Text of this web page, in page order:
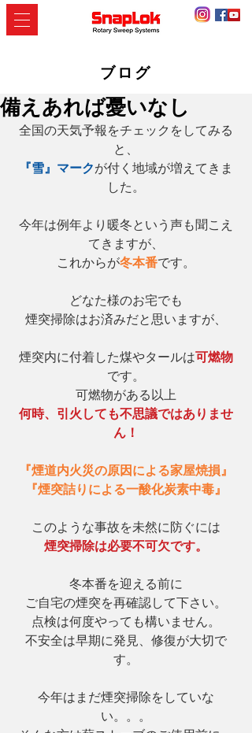
ブログ
備えあれば憂いなし
全国の天気予報をチェックをしてみる
と、
『雪』マークが付く地域が増えてきま
した。
今年は例年より暖冬という声も聞こえ
てきますが、
これからが冬本番です。
どなた様のお宅でも
煙突掃除はお済みだと思いますが、
煙突内に付着した煤やタールは可燃物
です。
可燃物がある以上
何時、引火しても不思議ではありませ
ん！
『煙道内火災の原因による家屋焼損』
『煙突詰りによる一酸化炭素中毒』
このような事故を未然に防ぐには
煙突掃除は必要不可欠です。
冬本番を迎える前に
ご自宅の煙突を再確認して下さい。
点検は何度やっても構いません。
不安全は早期に発見、修復が大切で
す。
今年はまだ煙突掃除をしていな
い。。。